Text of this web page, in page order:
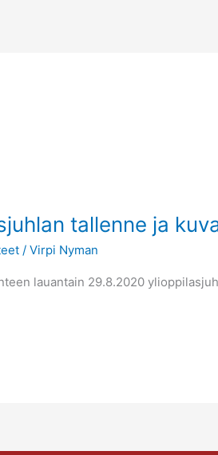
tallenne ja
/Virpi Nyman
lauantain 29.8.2020